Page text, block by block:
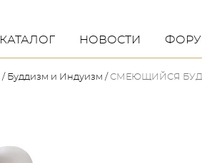
КАТАЛОГ НОВОСТИ
Буддизм и Индуизм СМЕЮЩИЙСЯ